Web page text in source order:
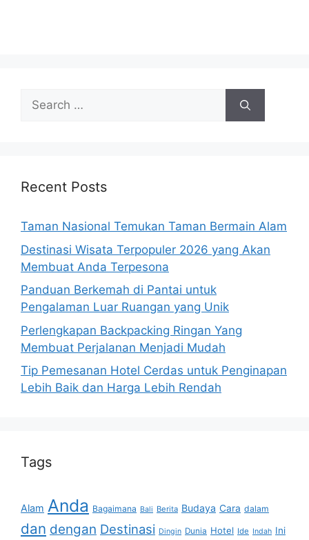
Search
for:
Recent Posts
Taman Nasional Temukan Taman Bermain Alam
Destinasi Wisata Terpopuler 2026 yang Akan
Membuat Anda Terpesona
Panduan Berkemah di Pantai untuk
Pengalaman Luar Ruangan yang Unik
Perlengkapan Backpacking Ringan Yang
Membuat Perjalanan Menjadi Mudah
Tip Pemesanan Hotel Cerdas untuk Penginapan
Lebih Baik dan Harga Lebih Rendah
Tags
Alam Anda Bagaimana Bali Berita Budaya Cara dalam
dan dengan Destinasi Dingin Dunia Hotel Ide Indah Ini